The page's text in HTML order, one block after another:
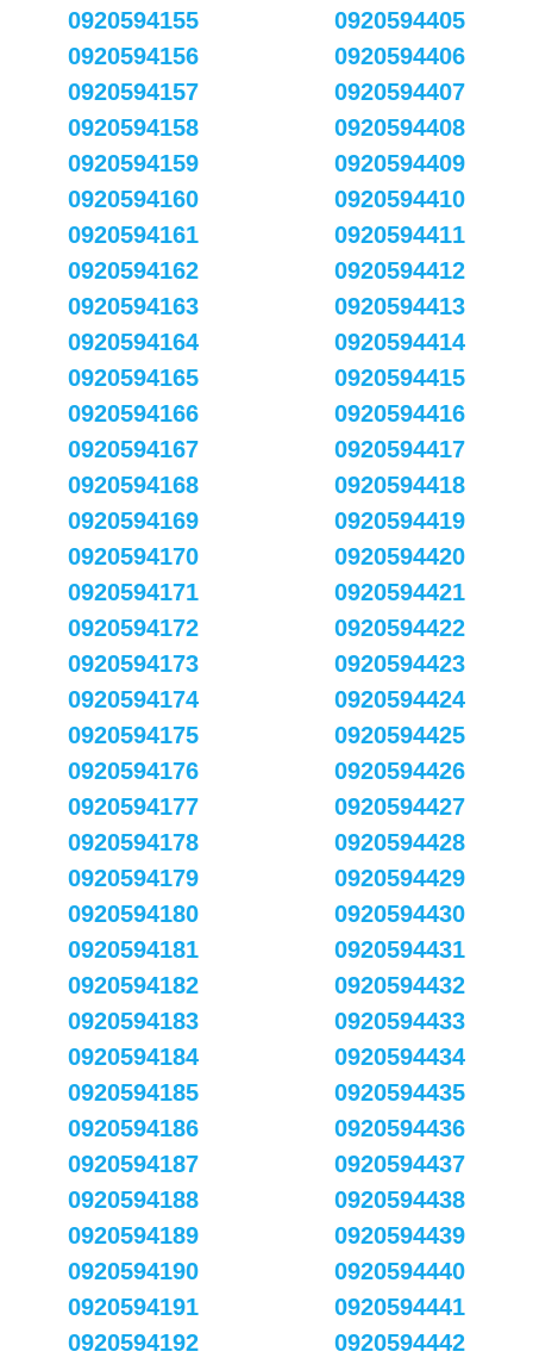
0920594155
0920594156
0920594157
0920594158
0920594159
0920594160
0920594161
0920594162
0920594163
0920594164
0920594165
0920594166
0920594167
0920594168
0920594169
0920594170
0920594171
0920594172
0920594173
0920594174
0920594175
0920594176
0920594177
0920594178
0920594179
0920594180
0920594181
0920594182
0920594183
0920594184
0920594185
0920594186
0920594187
0920594188
0920594189
0920594190
0920594191
0920594192
0920594405
0920594406
0920594407
0920594408
0920594409
0920594410
0920594411
0920594412
0920594413
0920594414
0920594415
0920594416
0920594417
0920594418
0920594419
0920594420
0920594421
0920594422
0920594423
0920594424
0920594425
0920594426
0920594427
0920594428
0920594429
0920594430
0920594431
0920594432
0920594433
0920594434
0920594435
0920594436
0920594437
0920594438
0920594439
0920594440
0920594441
0920594442